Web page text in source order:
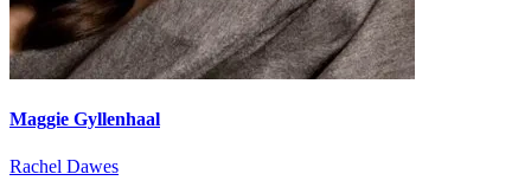
Maggie Gyllenhaal
Rachel Dawes